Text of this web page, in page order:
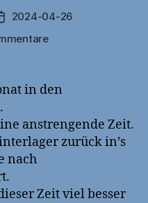
2024-04-26
zu
in den
anstrengende Zeit.
zurück in’s
nach
Zeit viel besser